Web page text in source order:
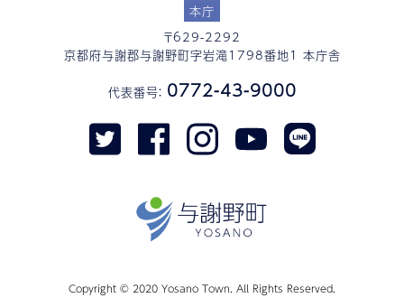
本庁
〒629-2292
京都府与謝郡与謝野町字岩滝1798番地1 本庁舎
代表番号： 0772-43-9000
Copyright © 2020 Yosano Town. All Rights Reserved.